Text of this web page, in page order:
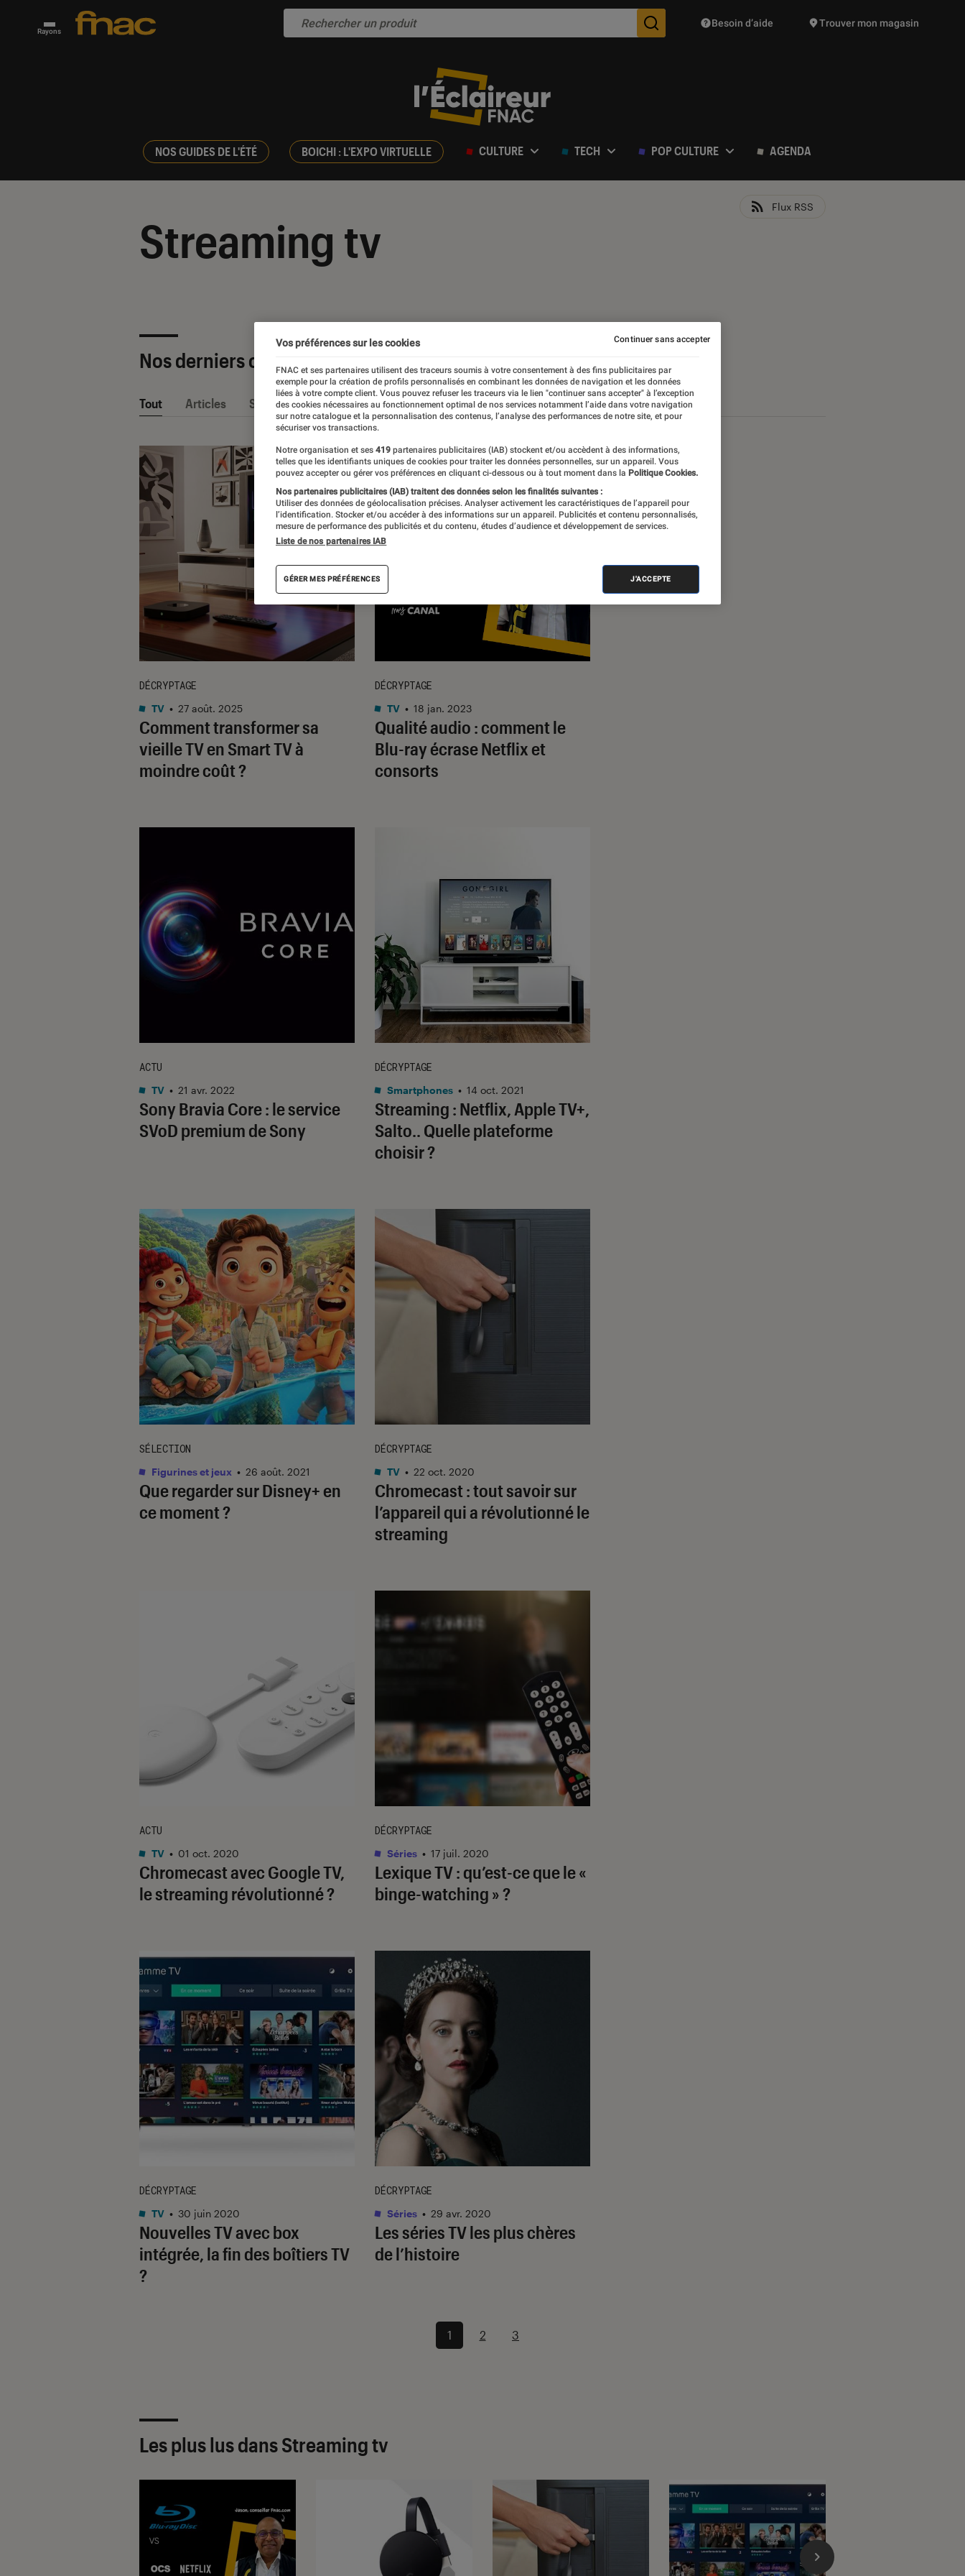
Rayons Des suggestions de produits vont vous être proposées
Besoin d’aide Trouver mon magasin
NOS GUIDES DE L'ÉTÉ BOICHI : L'EXPO VIRTUELLE CULTURE TECH POP CULTURE AGENDA
Streaming tv
Flux RSS
Nos derniers contenus
Tout Articles Sélections et guides Tests
Comment transformer sa
vieille TV en Smart TV à
moindre coût ?
DÉCRYPTAGE
TV • 27 août. 2025
Qualité audio : comment le
Blu-ray écrase Netflix et
consorts
DÉCRYPTAGE
TV • 18 jan. 2023
Sony Bravia Core : le service
SVoD premium de Sony
ACTU
TV • 21 avr. 2022
Streaming : Netflix, Apple TV+,
Salto.. Quelle plateforme
choisir ?
DÉCRYPTAGE
Smartphones • 14 oct. 2021
Que regarder sur Disney+ en
ce moment ?
SÉLECTION
Figurines et jeux • 26 août. 2021
Chromecast : tout savoir sur
l’appareil qui a révolutionné le
streaming
DÉCRYPTAGE
TV • 22 oct. 2020
Chromecast avec Google TV,
le streaming révolutionné ?
ACTU
TV • 01 oct. 2020
Lexique TV : qu’est-ce que le «
binge-watching » ?
DÉCRYPTAGE
Séries • 17 juil. 2020
Nouvelles TV avec box
intégrée, la fin des boîtiers TV
?
DÉCRYPTAGE
TV • 30 juin 2020
Les séries TV les plus chères
de l’histoire
DÉCRYPTAGE
Séries • 29 avr. 2020
1 2 3
Les plus lus dans Streaming tv
Vos préférences sur les cookies
FNAC et ses partenaires utilisent des traceurs soumis à votre consentement à des fins publicitaires par
exemple pour la création de profils personnalisés en combinant les données de navigation et les données
liées à votre compte client. Vous pouvez refuser les traceurs via le lien "continuer sans accepter" à l’exception
des cookies nécessaires au fonctionnement optimal de nos services notamment l’aide dans votre navigation
sur notre catalogue et la personnalisation des contenus, l’analyse des performances de notre site, et pour
sécuriser vos transactions.
Notre organisation et ses 419 partenaires publicitaires (IAB) stockent et/ou accèdent à des informations,
telles que les identifiants uniques de cookies pour traiter les données personnelles, sur un appareil. Vous
pouvez accepter ou gérer vos préférences en cliquant ci-dessous ou à tout moment dans la Politique Cookies.
Nos partenaires publicitaires (IAB) traitent des données selon les finalités suivantes :
Utiliser des données de géolocalisation précises. Analyser activement les caractéristiques de l’appareil pour
l’identification. Stocker et/ou accéder à des informations sur un appareil. Publicités et contenu personnalisés,
mesure de performance des publicités et du contenu, études d’audience et développement de services.
Liste de nos partenaires IAB
GÉRER MES PRÉFÉRENCES J'ACCEPTE
Continuer sans accepter